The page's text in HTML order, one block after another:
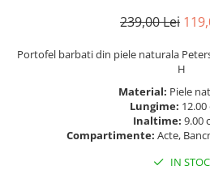
239,00 Lei
Portofel barbati din piele naturala
H
Material: Piele
Lungime: 12.00
Inaltime: 9.00
Compartimente: Acte,
IN STOC